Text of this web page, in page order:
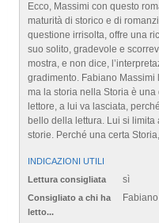
Ecco, Massimi con questo
maturità di storico e di
questione irrisolta, offre una
suo solito, gradevole e
mostra, e non dice,
gradimento. Fabiano Massimi
ma la storia nella Storia è una
lettore, a lui va lasciata,
bello della lettura. Lui si
storie. Perché una certa
INDICAZIONI UTILI
Lettura consigliata
sì
Consigliato a chi ha
letto...